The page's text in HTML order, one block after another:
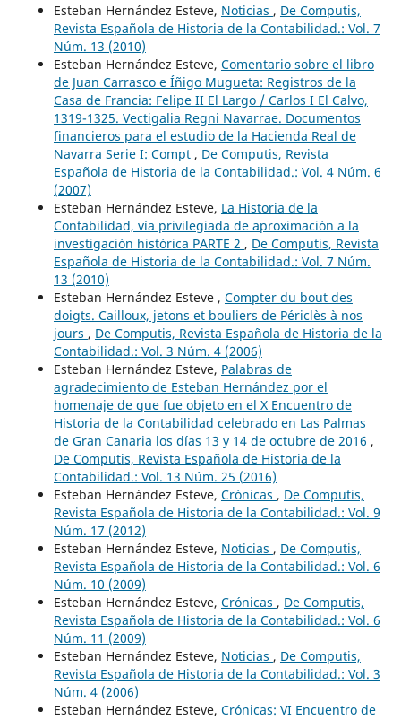
Esteban Hernández Esteve, Noticias , De Computis,
Revista Española de Historia de la Contabilidad.: Vol. 7
Núm. 13 (2010)
Esteban Hernández Esteve, Comentario sobre el libro
de Juan Carrasco e Íñigo Mugueta: Registros de la
Casa de Francia: Felipe II El Largo / Carlos I El Calvo,
1319-1325. Vectigalia Regni Navarrae. Documentos
financieros para el estudio de la Hacienda Real de
Navarra Serie I: Compt , De Computis, Revista
Española de Historia de la Contabilidad.: Vol. 4 Núm. 6
(2007)
Esteban Hernández Esteve, La Historia de la
Contabilidad, vía privilegiada de aproximación a la
investigación histórica PARTE 2 , De Computis, Revista
Española de Historia de la Contabilidad.: Vol. 7 Núm.
13 (2010)
Esteban Hernández Esteve , Compter du bout des
doigts. Cailloux, jetons et bouliers de Périclès à nos
jours , De Computis, Revista Española de Historia de la
Contabilidad.: Vol. 3 Núm. 4 (2006)
Esteban Hernández Esteve, Palabras de
agradecimiento de Esteban Hernández por el
homenaje de que fue objeto en el X Encuentro de
Historia de la Contabilidad celebrado en Las Palmas
de Gran Canaria los días 13 y 14 de octubre de 2016 ,
De Computis, Revista Española de Historia de la
Contabilidad.: Vol. 13 Núm. 25 (2016)
Esteban Hernández Esteve, Crónicas , De Computis,
Revista Española de Historia de la Contabilidad.: Vol. 9
Núm. 17 (2012)
Esteban Hernández Esteve, Noticias , De Computis,
Revista Española de Historia de la Contabilidad.: Vol. 6
Núm. 10 (2009)
Esteban Hernández Esteve, Crónicas , De Computis,
Revista Española de Historia de la Contabilidad.: Vol. 6
Núm. 11 (2009)
Esteban Hernández Esteve, Noticias , De Computis,
Revista Española de Historia de la Contabilidad.: Vol. 3
Núm. 4 (2006)
Esteban Hernández Esteve, Crónicas: VI Encuentro de